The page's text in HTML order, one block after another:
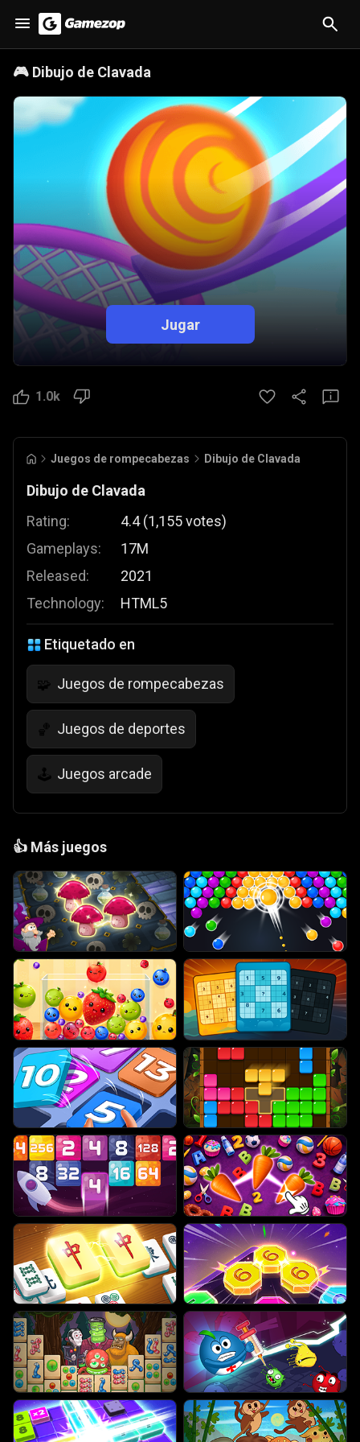
🎮 Dibujo de Clavada
Jugar
1.0k
Juegos de rompecabezas Dibujo de Clavada
Dibujo de Clavada
Rating:
Gameplays:
Released:
Technology:
4.4 (1,155votes)
17M
2021
HTML5
Etiquetado en
🧩 Juegos de rompecabezas
🏀 Juegos de deportes
🕹️ Juegos arcade
👍 Más juegos